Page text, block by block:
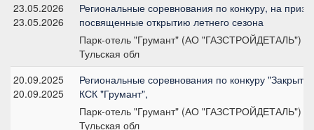
23.05.2026
23.05.2026
Региональные соревнования по конкуру, на
посвященные открытию летнего сезона
Парк-отель "Грумант" (АО "ГАЗСТРОЙДЕТАЛЬ")
Тульская обл
20.09.2025
20.09.2025
Региональные соревнования по конкуру
КСК "Грумант",
Парк-отель "Грумант" (АО "ГАЗСТРОЙДЕТАЛЬ")
Тульская обл